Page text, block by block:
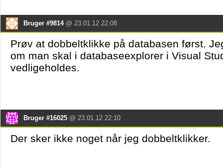
Bruger #9814 @ 23.01.12 22:08
Prøv at dobbeltklikke på databasen først.
om man skal i databaseexplorer i Visual
vedligeholdes.
Bruger #16025 @ 23.01.12 22:10
Der sker ikke noget når jeg dobbeltklikker.